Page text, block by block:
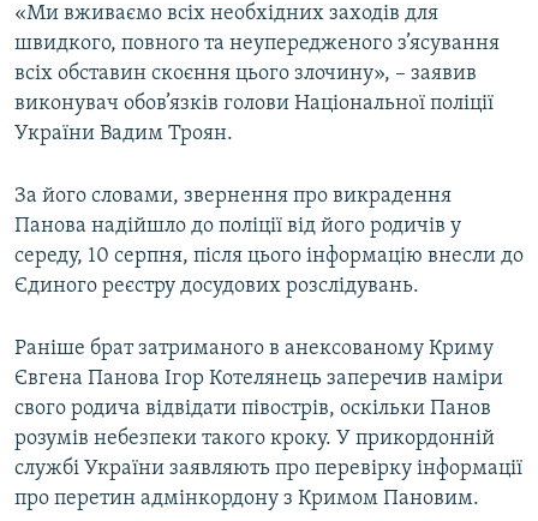
«Ми вживаємо всіх необхідних заходів для
швидкого, повного та неупередженого з’ясування
всіх обставин скоєння цього злочину», – заявив
виконувач обов’язків голови Національної поліції
України Вадим Троян.
За його словами, звернення про викрадення
Панова надійшло до поліції від його родичів у
середу, 10 серпня, після цього інформацію внесли до
Єдиного реєстру досудових розслідувань.
Раніше брат затриманого в анексованому Криму
Євгена Панова Ігор Котелянець заперечив наміри
свого родича відвідати півострів, оскільки Панов
розумів небезпеки такого кроку. У прикордонній
службі України заявляють про перевірку інформації
про перетин адмінкордону з Кримом Пановим.